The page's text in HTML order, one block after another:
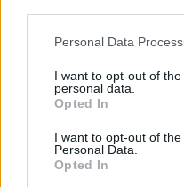
Personal Data
I want to opt-out of
personal data.
Opted In
I want to opt-out of
Personal Data.
Opted In
Bemutatkozás: 2013 nyarán
áron, gyorsan találjanak
rendszeresen tudják